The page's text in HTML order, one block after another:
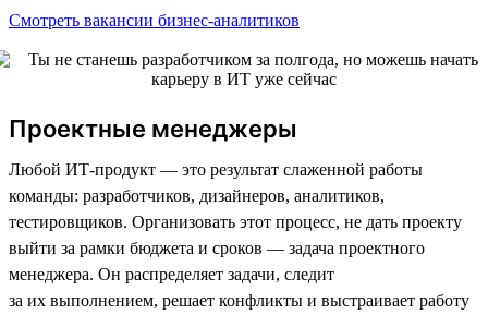
Смотреть вакансии бизнес-аналитиков
Проектные менеджеры
Любой ИТ-продукт — это результат слаженной работы
команды: разработчиков, дизайнеров, аналитиков,
тестировщиков. Организовать этот процесс, не дать проекту
выйти за рамки бюджета и сроков — задача проектного
менеджера. Он распределяет задачи, следит
за их выполнением, решает конфликты и выстраивает работу